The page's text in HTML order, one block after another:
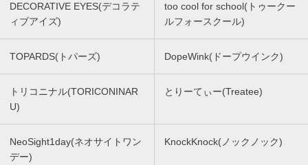
DECORATIVE EYES(デコラテ
ィブアイズ)
too cool for school(トゥークー
ルフォースクール)
TOPARDS(トパーズ) DopeWink(ドープウインク)
トリコニナル(TORICONINAR
U)
とりーてぃー(Treatee)
NeoSight1day(ネオサイトワン
デー)
KnockKnock(ノックノック)